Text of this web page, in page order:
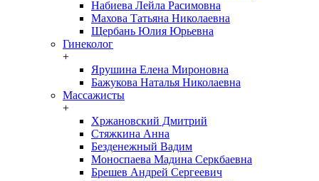
Набиева Лейла Расимовна
Махова Татьяна Николаевна
Щербань Юлия Юрьевна
Гинеколог
+
Ярушина Елена Мироновна
Бажукова Наталья Николаевна
Массажисты
+
Хржановский Дмитрий
Стяжкина Анна
Безденежный Вадим
Моноспаева Мадина Серкбаевна
Брешев Андрей Сергеевич